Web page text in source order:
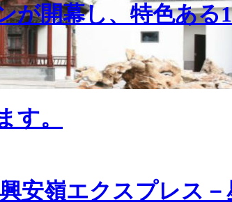
が開幕し、特色ある
す。
安嶺エクスプレス